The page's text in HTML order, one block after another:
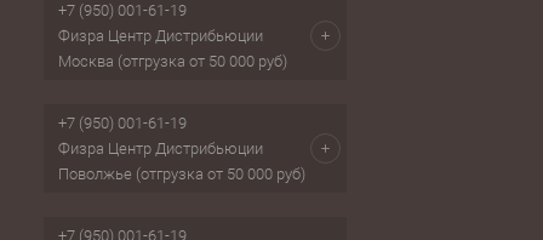
+7 (950) 001-61-19
Физра Центр Дистрибьюции
Москва (отгрузка от 50 000 руб)
+7 (950) 001-61-19
Физра Центр Дистрибьюции
Поволжье (отгрузка от 50 000 руб)
+7 (950) 001-61-19